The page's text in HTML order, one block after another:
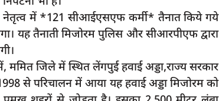
में *121 सीआईएसएफ कर्मी* तैनात किये गये
यह तैनाती मिजोरम पुलिस और सीआरपीएफ द्वारा
जिले में स्थित लेंगपुई हवाई अड्डा,राज्य सरकार
1998 से परिचालन में आया यह हवाई अड्डा मिजोरम को